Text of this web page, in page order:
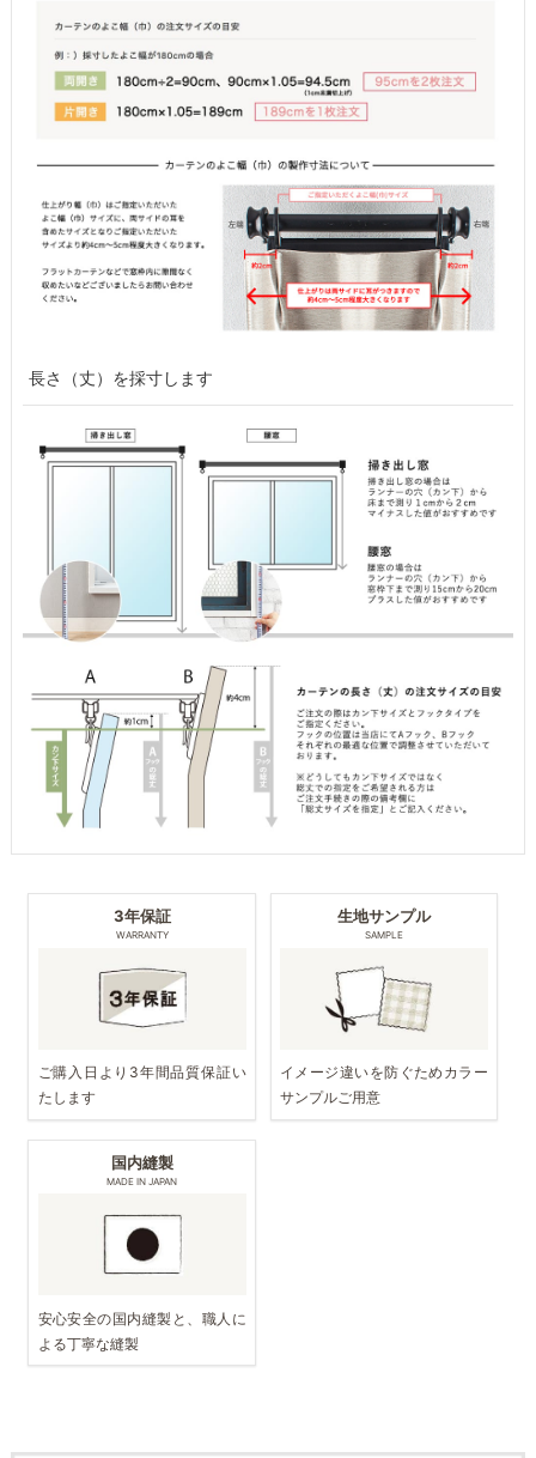
長さ（丈）を採寸します
3年保証
WARRANTY
ご購入日より3年間品質保証い
たします
生地サンプル
SAMPLE
イメージ違いを防ぐためカラー
サンプルご用意
国内縫製
MADE IN JAPAN
安心安全の国内縫製と、職人に
よる丁寧な縫製